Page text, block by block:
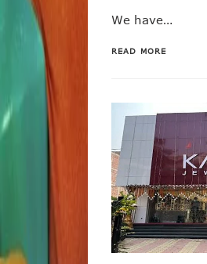
We have…
READ MORE